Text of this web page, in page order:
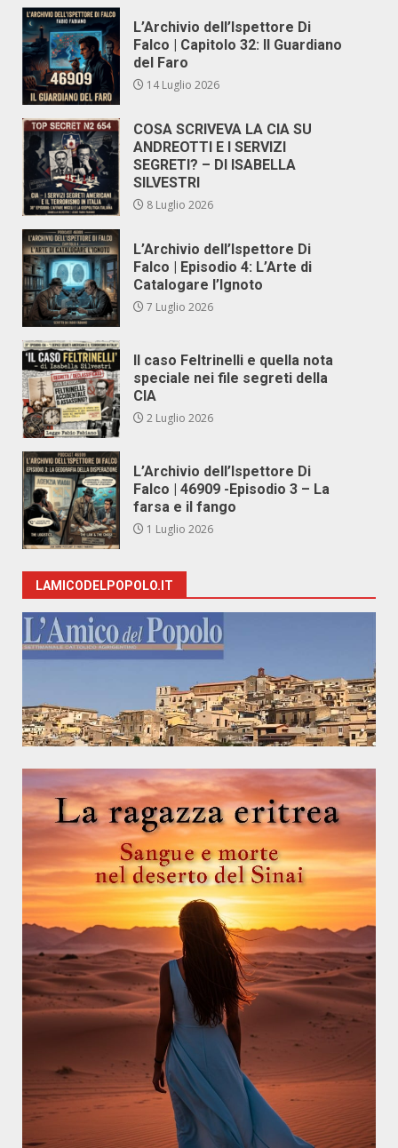
L’Archivio dell’Ispettore Di
Falco | Capitolo 32: Il Guardiano
del Faro
14 Luglio 2026
COSA SCRIVEVA LA CIA SU
ANDREOTTI E I SERVIZI
SEGRETI? – DI ISABELLA
SILVESTRI
8 Luglio 2026
L’Archivio dell’Ispettore Di
Falco | Episodio 4: L’Arte di
Catalogare l’Ignoto
7 Luglio 2026
Il caso Feltrinelli e quella nota
speciale nei file segreti della
CIA
2 Luglio 2026
L’Archivio dell’Ispettore Di
Falco | 46909 -Episodio 3 – La
farsa e il fango
1 Luglio 2026
LAMICODELPOPOLO.IT